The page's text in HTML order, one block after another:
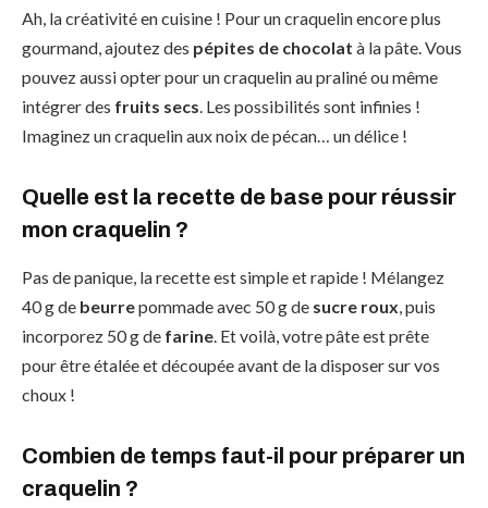
Ah, la créativité en cuisine ! Pour un craquelin encore plus
gourmand, ajoutez des pépites de chocolat à la pâte. Vous
pouvez aussi opter pour un craquelin au praliné ou même
intégrer des fruits secs. Les possibilités sont infinies !
Imaginez un craquelin aux noix de pécan… un délice !
Quelle est la recette de base pour réussir
mon craquelin ?
Pas de panique, la recette est simple et rapide ! Mélangez
40 g de beurrepommade avec 50 g de sucre roux, puis
incorporez 50 g de farine. Et voilà, votre pâte est prête
pour être étalée et découpée avant de la disposer sur vos
choux !
Combien de temps faut-il pour préparer un
craquelin ?